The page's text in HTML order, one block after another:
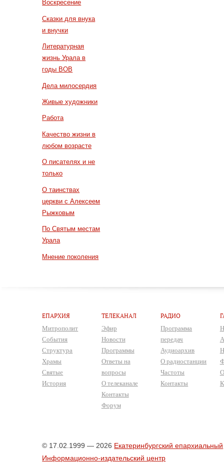
Воскресение
Сказки для внука
и внучки
Литературная
жизнь Урала в
годы ВОВ
Дела милосердия
Живые художники
Работа
Качество жизни в
любом возрасте
О писателях и не
только
О таинствах
церкви с Алексеем
Рыжковым
По Святым местам
Урала
Мнение поколения
ЕПАРХИЯ
Митрополит
События
Структура
Храмы
Святые
История
ТЕЛЕКАНАЛ
Эфир
Новости
Программы
Ответы на
вопросы
О телеканале
Контакты
Форум
РАДИО
Программа
передач
Аудиоархив
О радиостанции
Частоты
Контакты
© 17.02.1999 — 2026 Екатеринбургский епархиальный
Информационно-издательский центр